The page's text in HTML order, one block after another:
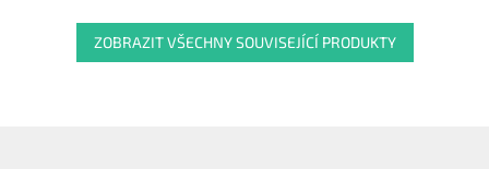
ZOBRAZIT VŠECHNY SOUVISEJÍCÍ PRODUKTY